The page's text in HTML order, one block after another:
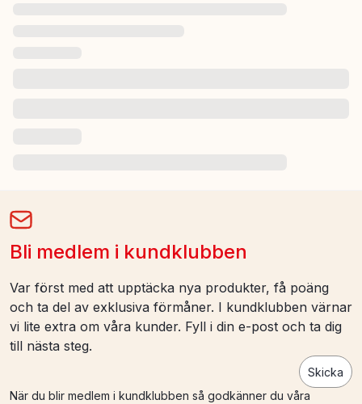
Bli medlem i kundklubben
Var först med att upptäcka nya produkter, få poäng
och ta del av exklusiva förmåner. I kundklubben värnar
vi lite extra om våra kunder. Fyll i din e-post och ta dig
till nästa steg.
Skicka
När du blir medlem i kundklubben så godkänner du våra